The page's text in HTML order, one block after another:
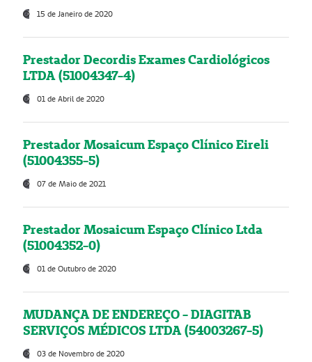
15 de Janeiro de 2020
Prestador Decordis Exames Cardiológicos
LTDA (51004347-4)
01 de Abril de 2020
Prestador Mosaicum Espaço Clínico Eireli
(51004355-5)
07 de Maio de 2021
Prestador Mosaicum Espaço Clínico Ltda
(51004352-0)
01 de Outubro de 2020
MUDANÇA DE ENDEREÇO - DIAGITAB
SERVIÇOS MÉDICOS LTDA (54003267-5)
03 de Novembro de 2020